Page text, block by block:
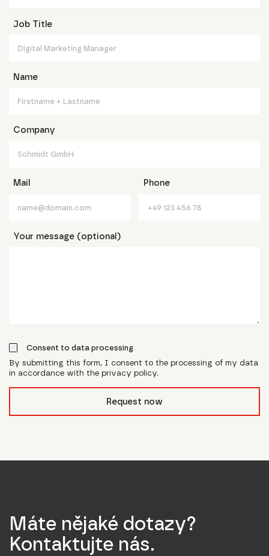
Job Title
Name
Company
Mail Phone
Your message (optional)
Consent to data processing
By submitting this form, I consent to the processing of my data
in accordance with the privacy policy.
Request now
Máte nějaké dotazy?
Kontaktujte nás.